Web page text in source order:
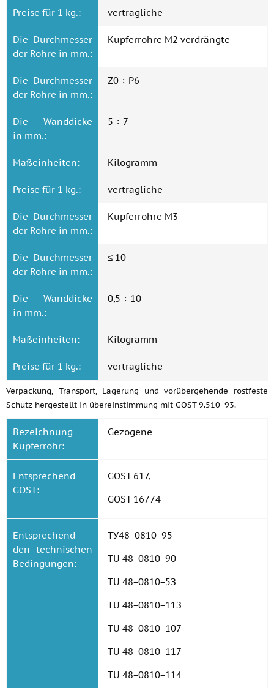
Preise für 1 kg.: vertragliche
Die Durchmesser
der Rohre in mm.:
Kupferrohre M2 verdrängte
Die Durchmesser
der Rohre in mm.:
Z0 ÷ P6
Die Wanddicke
in mm.:
5 ÷ 7
Maßeinheiten: Kilogramm
Preise für 1 kg.: vertragliche
Die Durchmesser
der Rohre in mm.:
Kupferrohre M3
Die Durchmesser
der Rohre in mm.:
≤ 10
Die Wanddicke
in mm.:
0,5 ÷ 10
Maßeinheiten: Kilogramm
Preise für 1 kg.: vertragliche
Verpackung, Transport, Lagerung und vorübergehende rostfeste
Schutz hergestellt in übereinstimmung mit GOST 9.510−93.
Bezeichnung
Kupferrohr:
Gezogene
Entsprechend
GOST:
GOST 617,
GOST 16774
Entsprechend
den technischen
Bedingungen:
ТУ48−0810−95
TU 48−0810−90
TU 48−0810−5З
TU 48−0810−11З
TU 48−0810−107
TU 48−0810−117
TU 48−0810−114